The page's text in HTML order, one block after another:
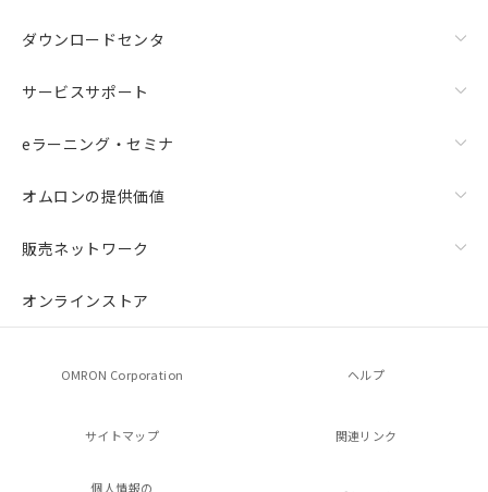
ダウンロードセンタ
サービスサポート
eラーニング・セミナ
オムロンの提供価値
販売ネットワーク
オンラインストア
OMRON Corporation ヘルプ
サイトマップ 関連リンク
個人情報の